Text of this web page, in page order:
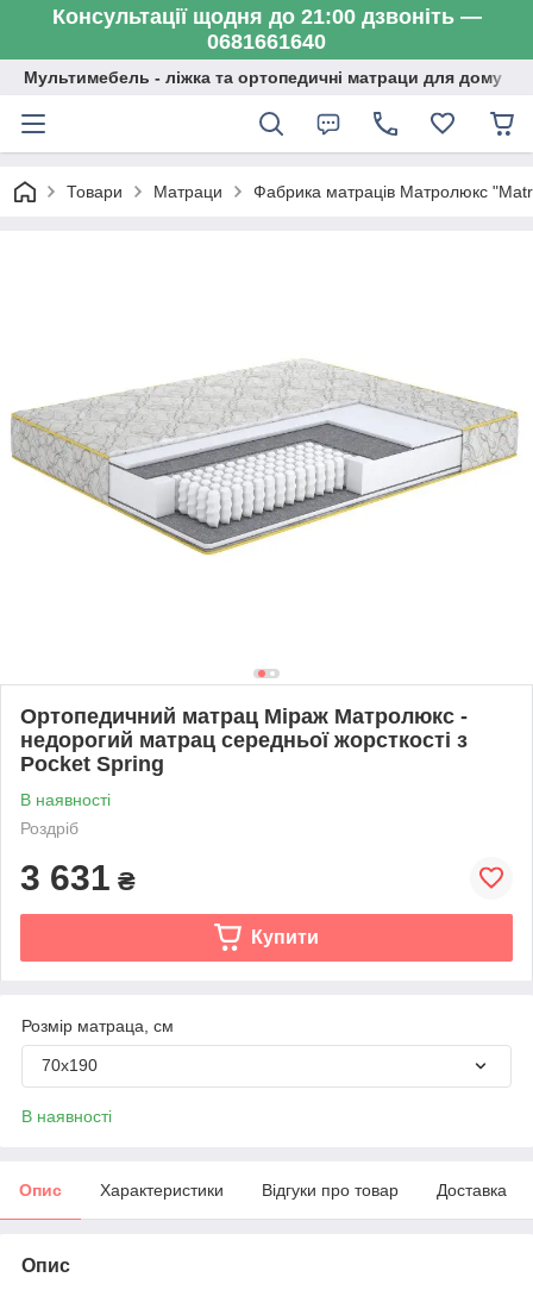
Консультації щодня до 21:00 дзвоніть —
0681661640
Мультимебель - ліжка та ортопедичні матраци для дому
Товари Матраци Фабрика матраців Матролюкс
Ортопедичний матрац Міраж Матролюкс -
недорогий матрац середньої жорсткості з
Pocket Spring
В наявності
Роздріб
3 631 ₴
Купити
Розмір матраца, см
70х190
В наявності
Опис Характеристики Відгуки про товар Доставка
Опис